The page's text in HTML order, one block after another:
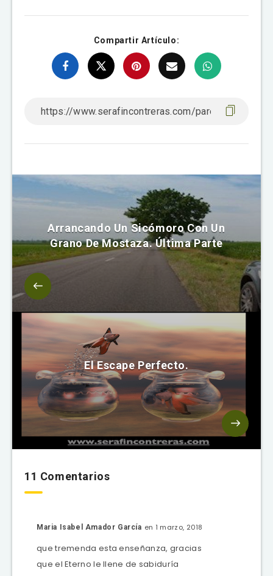
Compartir Artículo:
Arrancando Un Sicómoro Con Un
Grano De Mostaza. Última Parte
El Escape Perfecto.
11 Comentarios
Maria Isabel Amador García en 1 marzo, 2018
que tremenda esta enseñanza, gracias
que el Eterno le llene de sabiduría